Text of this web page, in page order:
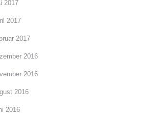
2017
2017
2017
2016
2016
2016
2016